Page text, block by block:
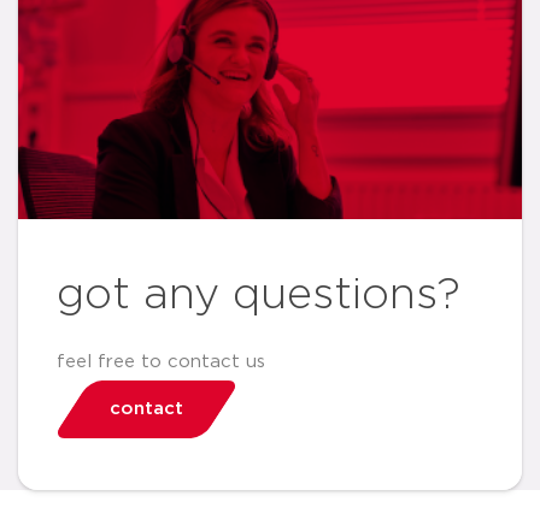
got any questions?
feel free to contact us
contact